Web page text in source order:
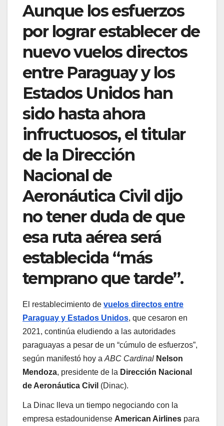
Aunque los esfuerzos
por lograr establecer de
nuevo vuelos directos
entre Paraguay y los
Estados Unidos han
sido hasta ahora
infructuosos, el titular
de la Dirección
Nacional de
Aeronáutica Civil dijo
no tener duda de que
esa ruta aérea será
establecida “más
temprano que tarde”.
El restablecimiento de vuelos directos entre
Paraguay y Estados Unidos, que cesaron en
2021, continúa eludiendo a las autoridades
paraguayas a pesar de un “cúmulo de esfuerzos”,
según manifestó hoy a ABC Cardinal Nelson
Mendoza, presidente de la Dirección Nacional
de Aeronáutica Civil (Dinac).
La Dinac lleva un tiempo negociando con la
empresa estadounidense American Airlines para